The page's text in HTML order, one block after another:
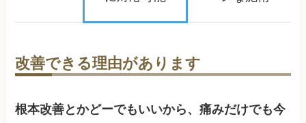
改善できる理由があります
根本改善とかどーでもいいから、痛みだけでも今